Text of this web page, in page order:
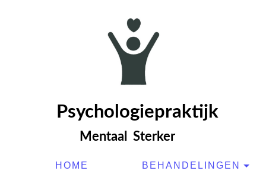
Psychologiepraktijk
Mentaal Sterker
HOME
BEHANDELINGEN